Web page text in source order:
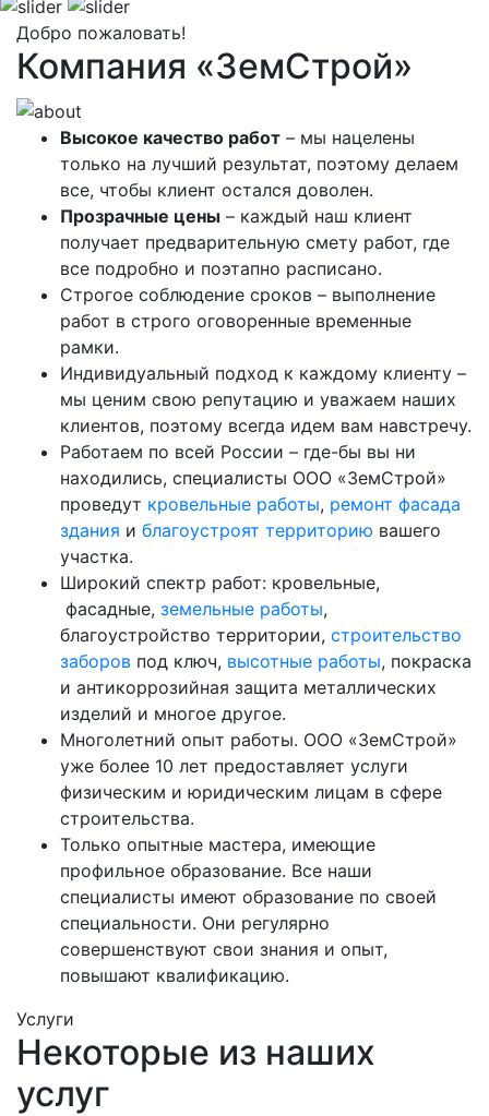
Добро пожаловать!
Компания «ЗемСтрой»
Высокое качество работ – мы нацелены
только на лучший результат, поэтому делаем
все, чтобы клиент остался доволен.
Прозрачные цены – каждый наш клиент
получает предварительную смету работ, где
все подробно и поэтапно расписано.
Строгое соблюдение сроков – выполнение
работ в строго оговоренные временные
рамки.
Индивидуальный подход к каждому клиенту –
мы ценим свою репутацию и уважаем наших
клиентов, поэтому всегда идем вам навстречу.
Работаем по всей России – где-бы вы ни
находились, специалисты ООО «ЗемСтрой»
проведут кровельные работы, ремонт фасада
здания и благоустроят территорию вашего
участка.
Широкий спектр работ: кровельные,
фасадные, земельные работы,
благоустройство территории, строительство
заборов под ключ, высотные работы, покраска
и антикоррозийная защита металлических
изделий и многое другое.
Многолетний опыт работы. ООО «ЗемСтрой»
уже более 10 лет предоставляет услуги
физическим и юридическим лицам в сфере
строительства.
Только опытные мастера, имеющие
профильное образование. Все наши
специалисты имеют образование по своей
специальности. Они регулярно
совершенствуют свои знания и опыт,
повышают квалификацию.
Услуги
Некоторые из наших
услуг